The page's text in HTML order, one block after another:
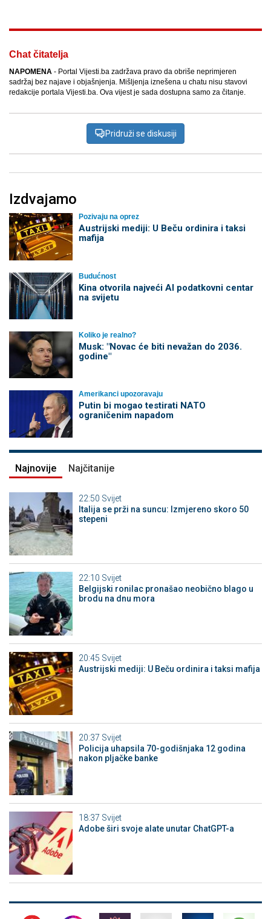
Chat čitatelja
NAPOMENA - Portal Vijesti.ba zadržava pravo da obriše neprimjeren
sadržaj bez najave i objašnjenja. Mišljenja iznešena u chatu nisu stavovi
redakcije portala Vijesti.ba. Ova vijest je sada dostupna samo za čitanje.
Pridruži se diskusiji
Izdvajamo
Pozivaju na oprez
Austrijski mediji: U Beču ordinira i taksi
mafija
Budućnost
Kina otvorila najveći AI podatkovni centar
na svijetu
Koliko je realno?
Musk: "Novac će biti nevažan do 2036.
godine"
Amerikanci upozoravaju
Putin bi mogao testirati NATO
ograničenim napadom
Najnovije Najčitanije
22:50 Svijet
Italija se prži na suncu: Izmjereno skoro 50
stepeni
22:10 Svijet
Belgijski ronilac pronašao neobično blago u
brodu na dnu mora
20:45 Svijet
Austrijski mediji: U Beču ordinira i taksi mafija
20:37 Svijet
Policija uhapsila 70-godišnjaka 12 godina
nakon pljačke banke
18:37 Svijet
Adobe širi svoje alate unutar ChatGPT-a